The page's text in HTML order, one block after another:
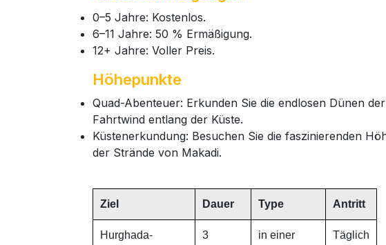
0–5 Jahre: Kostenlos.
6–11 Jahre: 50 % Ermäßigung.
12+ Jahre: Voller Preis.
Höhepunkte
Quad-Abenteuer: Erkunden Sie die endlosen Dünen
Fahrtwind entlang der Küste.
Küstenerkundung: Besuchen Sie die faszinierenden
der Strände von Makadi.
Ziel Dauer Type Antritt
Hurghada-
3
in einer
Täglich